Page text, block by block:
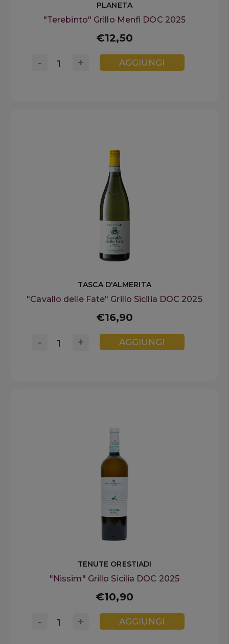
PLANETA
"Terebinto" Grillo Menfi DOC 2025
€12,50
+
- AGGIUNGI
TASCA D'ALMERITA
"Cavallo delle Fate" Grillo Sicilia DOC 2025
€16,90
+
- AGGIUNGI
TENUTE ORESTIADI
"Nissim" Grillo Sicilia DOC 2025
€10,90
+
- AGGIUNGI